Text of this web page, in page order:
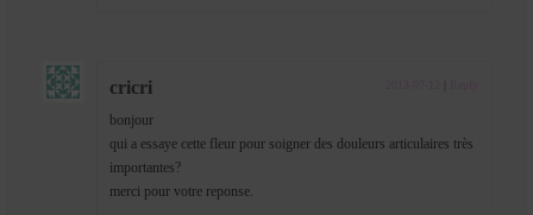
cricri
bonjour
qui a essaye cette fleur pour soigner des douleurs articulaires très
importantes?
merci pour votre reponse.